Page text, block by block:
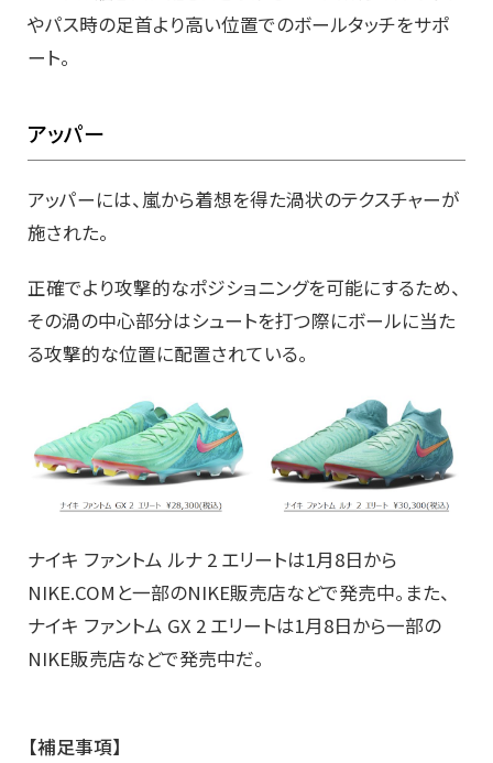
やパス時の足首より高い位置でのボールタッチをサポ
ート。
アッパー
アッパーには、嵐から着想を得た渦状のテクスチャーが
施された。
正確でより攻撃的なポジショニングを可能にするため、
その渦の中心部分はシュートを打つ際にボールに当た
る攻撃的な位置に配置されている。
ナイキ ファントム ルナ 2 エリートは1月8日から
NIKE.COMと一部のNIKE販売店などで発売中。また、
ナイキ ファントム GX 2 エリートは1月8日から一部の
NIKE販売店などで発売中だ。
【補足事項】